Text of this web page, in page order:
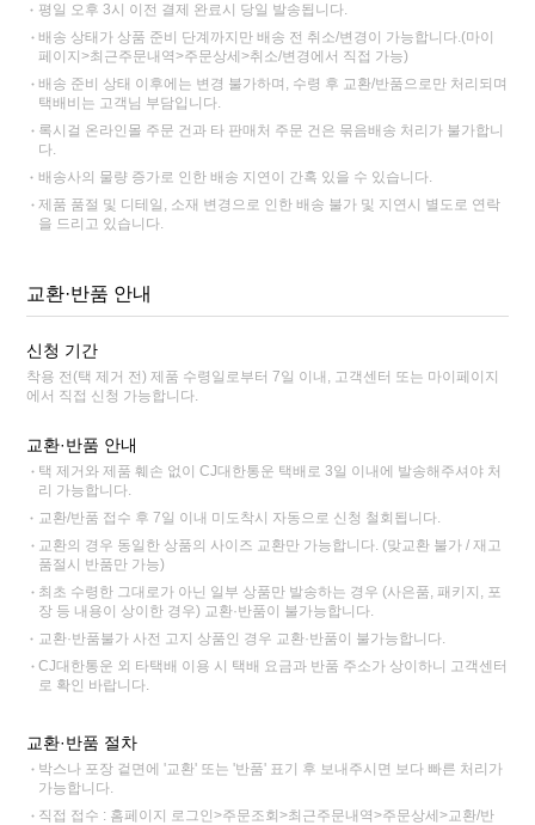
평일 오후 3시 이전 결제 완료시 당일 발송됩니다.
배송 상태가 상품 준비 단계까지만 배송 전 취소/변경이 가능합니다.(마이
페이지>최근주문내역>주문상세>취소/변경에서 직접 가능)
배송 준비 상태 이후에는 변경 불가하며, 수령 후 교환/반품으로만 처리되며
택배비는 고객님 부담입니다.
록시걸 온라인몰 주문 건과 타 판매처 주문 건은 묶음배송 처리가 불가합니
다.
배송사의 물량 증가로 인한 배송 지연이 간혹 있을 수 있습니다.
제품 품절 및 디테일, 소재 변경으로 인한 배송 불가 및 지연시 별도로 연락
을 드리고 있습니다.
교환·반품 안내
신청 기간
착용 전(택 제거 전) 제품 수령일로부터 7일 이내, 고객센터 또는 마이페이지
에서 직접 신청 가능합니다.
교환·반품 안내
택 제거와 제품 훼손 없이 CJ대한통운 택배로 3일 이내에 발송해주셔야 처
리 가능합니다.
교환/반품 접수 후 7일 이내 미도착시 자동으로 신청 철회됩니다.
교환의 경우 동일한 상품의 사이즈 교환만 가능합니다. (맞교환 불가 / 재고
품절시 반품만 가능)
최초 수령한 그대로가 아닌 일부 상품만 발송하는 경우 (사은품, 패키지, 포
장 등 내용이 상이한 경우) 교환·반품이 불가능합니다.
교환·반품불가 사전 고지 상품인 경우 교환·반품이 불가능합니다.
CJ대한통운 외 타택배 이용 시 택배 요금과 반품 주소가 상이하니 고객센터
로 확인 바랍니다.
교환·반품 절차
박스나 포장 겉면에 '교환' 또는 '반품' 표기 후 보내주시면 보다 빠른 처리가
가능합니다.
직접 접수 : 홈페이지 로그인>주문조회>최근주문내역>주문상세>교환/반